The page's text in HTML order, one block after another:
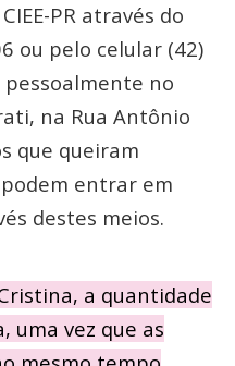
PR através do
ou pelo celular (42)
no
na Rua Antônio
que queiram
entrar em
destes meios.
a quantidade
uma vez que as